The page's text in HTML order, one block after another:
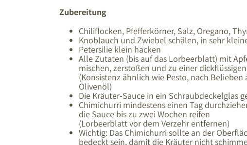
Zubereitung
Chiliflocken, Pfefferkörner, Salz, Oregano,
Knoblauch und Zwiebel schälen, in sehr
Petersilie klein hacken
Alle Zutaten (bis auf das Lorbeerblatt) mit
mischen, zerstoßen und zu einer
(Konsistenz ähnlich wie Pesto, nach
Olivenöl)
Die Kräuter-Sauce in ein Schraubdeckelglas
Chimichurri mindestens einen Tag
die Sauce bis zu zwei Wochen reifen
(Lorbeerblatt vor dem Verzehr entfernen)
Wichtig: Das Chimichurri sollte an der
bedeckt sein, damit die Kräuter nicht